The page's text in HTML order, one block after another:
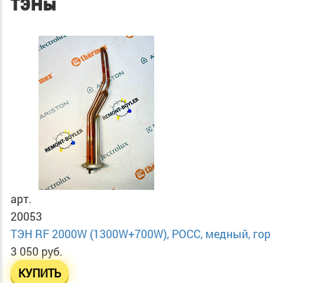
ТЭНы
арт.
20053
ТЭН RF 2000W (1300W+700W), РОСС, медный, гор
3 050 руб.
КУПИТЬ